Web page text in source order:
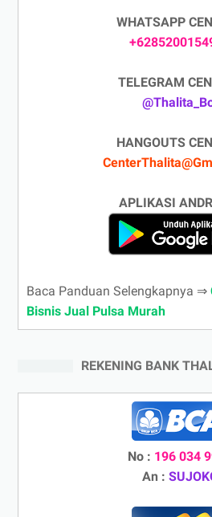
WHATSAPP
TELEGRAM
HANGOUTS
APLIKASI
Baca Panduan Selengkapnya ⇒
Bisnis Jual Pulsa Murah
REKENING BANK
No : 196 034
An :